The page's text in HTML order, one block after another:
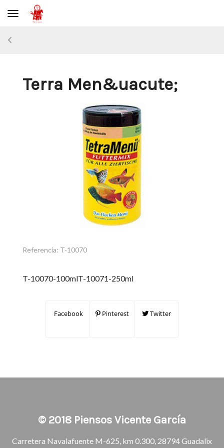
Toggle navigation
Terra Men&uacute;
Referencia: T-10070
T-10070-100mlT-10071-250ml
Facebook Pinterest Twitter
© 2018 Piensos Vicente García
Carretera Navalafuente M-625, km 0.300, 28794 Guadalix